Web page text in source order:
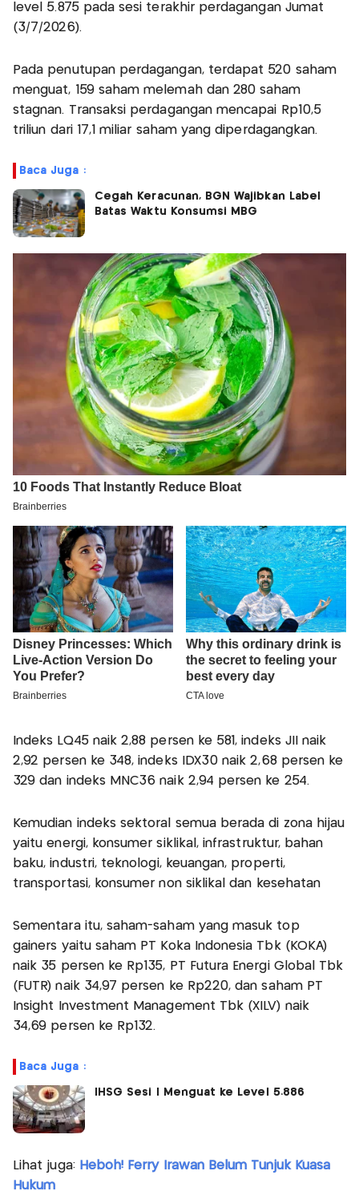
level 5.875 pada sesi terakhir perdagangan Jumat
(3/7/2026).
Pada penutupan perdagangan, terdapat 520 saham
menguat, 159 saham melemah dan 280 saham
stagnan. Transaksi perdagangan mencapai Rp10,5
triliun dari 17,1 miliar saham yang diperdagangkan.
Baca Juga :
Cegah Keracunan, BGN Wajibkan Label
Batas Waktu Konsumsi MBG
Indeks LQ45 naik 2,88 persen ke 581, indeks JII naik
2,92 persen ke 348, indeks IDX30 naik 2,68 persen ke
329 dan indeks MNC36 naik 2,94 persen ke 254.
Kemudian indeks sektoral semua berada di zona hijau
yaitu energi, konsumer siklikal, infrastruktur, bahan
baku, industri, teknologi, keuangan, properti,
transportasi, konsumer non siklikal dan kesehatan
Sementara itu, saham-saham yang masuk top
gainers yaitu saham PT Koka Indonesia Tbk (KOKA)
naik 35 persen ke Rp135, PT Futura Energi Global Tbk
(FUTR) naik 34,97 persen ke Rp220, dan saham PT
Insight Investment Management Tbk (XILV) naik
34,69 persen ke Rp132.
Baca Juga :
IHSG Sesi I Menguat ke Level 5.886
Lihat juga: Heboh! Ferry Irawan Belum Tunjuk Kuasa
Hukum